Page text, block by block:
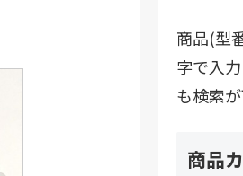
商品(型
字で入
も検索が
商品